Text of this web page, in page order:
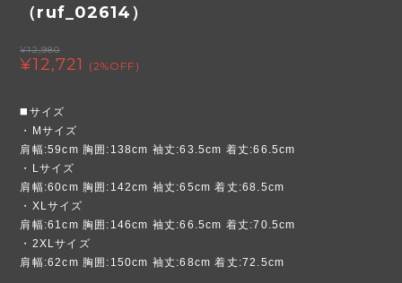
（ruf_02614）
¥12,980
¥12,721 (2%OFF)
◼️サイズ
・Mサイズ
肩幅:59cm 胸囲:138cm 袖丈:63.5cm 着丈:66.5cm
・Lサイズ
肩幅:60cm 胸囲:142cm 袖丈:65cm 着丈:68.5cm
・XLサイズ
肩幅:61cm 胸囲:146cm 袖丈:66.5cm 着丈:70.5cm
・2XLサイズ
肩幅:62cm 胸囲:150cm 袖丈:68cm 着丈:72.5cm